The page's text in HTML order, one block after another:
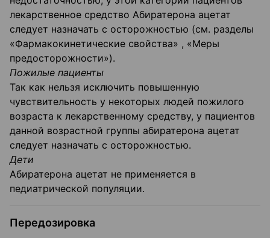
лекарственное средство Абиратерона ацетат
следует назначать с осторожностью (см. разделы
«Фармакокинетические свойства» , «Меры
предосторожности»).
Пожилые пациенты
Так как нельзя исключить повышенную
чувствительность у некоторых людей пожилого
возраста к лекарственному средству, у пациентов
данной возрастной группы абиратерона ацетат
следует назначать с осторожностью.
Дети
Абиратерона ацетат не применяется в
педиатрической популяции.
Передозировка